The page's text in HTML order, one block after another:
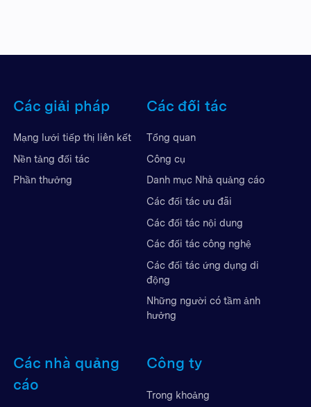
Các giải pháp
Mạng lưới tiếp thị liên kết
Nền tảng đối tác
Phần thưởng
Các đối tác
Tổng quan
Công cụ
Danh mục Nhà quảng cáo
Các đối tác ưu đãi
Các đối tác nội dung
Các đối tác công nghệ
Các đối tác ứng dụng di
động
Những người có tầm ảnh
hưởng
Các nhà quảng
cáo
Công ty
Trong khoảng